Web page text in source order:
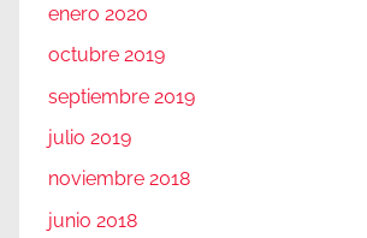
enero 2020
octubre 2019
septiembre 2019
julio 2019
noviembre 2018
junio 2018